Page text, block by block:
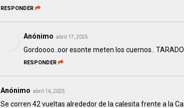
RESPONDER
Anónimo abril 17, 2025
Gordoooo..oor esonte meten los cuernos..
RESPONDER
Anónimo abril 16, 2025
Se corren 42 vueltas alrededor de la calesita frente a la